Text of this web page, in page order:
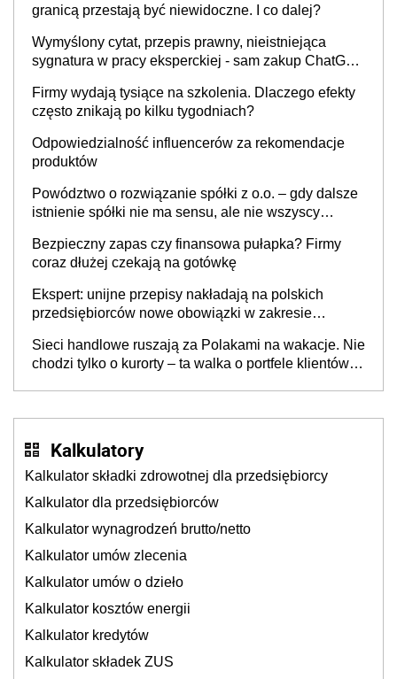
granicą przestają być niewidoczne. I co dalej?
Wymyślony cytat, przepis prawny, nieistniejąca
sygnatura w pracy eksperckiej - sam zakup ChatGPT
Firmy wydają tysiące na szkolenia. Dlaczego efekty
często znikają po kilku tygodniach?
Odpowiedzialność influencerów za rekomendacje
produktów
Powództwo o rozwiązanie spółki z o.o. – gdy dalsze
istnienie spółki nie ma sensu, ale nie wszyscy
Bezpieczny zapas czy finansowa pułapka? Firmy
coraz dłużej czekają na gotówkę
Ekspert: unijne przepisy nakładają na polskich
przedsiębiorców nowe obowiązki w zakresie
Sieci handlowe ruszają za Polakami na wakacje. Nie
chodzi tylko o kurorty – ta walka o portfele klientów
Kalkulatory
Kalkulator składki zdrowotnej dla przedsiębiorcy
Kalkulator dla przedsiębiorców
Kalkulator wynagrodzeń brutto/netto
Kalkulator umów zlecenia
Kalkulator umów o dzieło
Kalkulator kosztów energii
Kalkulator kredytów
Kalkulator składek ZUS